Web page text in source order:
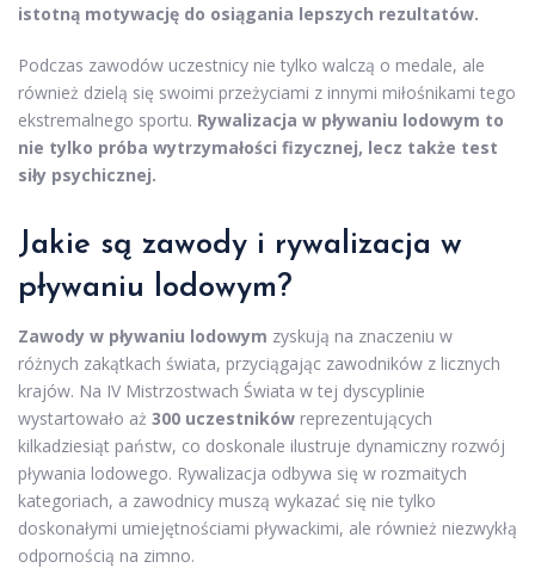
istotną motywację do osiągania lepszych rezultatów.
Podczas zawodów uczestnicy nie tylko walczą o medale, ale
również dzielą się swoimi przeżyciami z innymi miłośnikami tego
ekstremalnego sportu. Rywalizacja w pływaniu lodowym to
nie tylko próba wytrzymałości fizycznej, lecz także test
siły psychicznej.
Jakie są zawody i rywalizacja w
pływaniu lodowym?
Zawody w pływaniu lodowym zyskują na znaczeniu w
różnych zakątkach świata, przyciągając zawodników z licznych
krajów. Na IV Mistrzostwach Świata w tej dyscyplinie
wystartowało aż 300 uczestników reprezentujących
kilkadziesiąt państw, co doskonale ilustruje dynamiczny rozwój
pływania lodowego. Rywalizacja odbywa się w rozmaitych
kategoriach, a zawodnicy muszą wykazać się nie tylko
doskonałymi umiejętnościami pływackimi, ale również niezwykłą
odpornością na zimno.